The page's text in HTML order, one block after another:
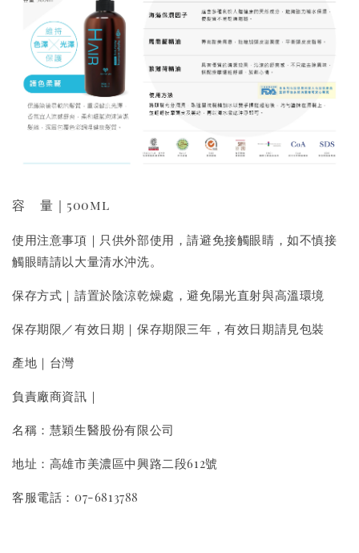
容 量｜500ml
使用注意事項｜只供外部使用，請避免接觸眼睛，如不慎接
觸眼睛請以大量清水沖洗。
保存方式｜請置於陰涼乾燥處，避免陽光直射與高溫環境
保存期限／有效日期｜保存期限三年，有效日期請見包裝
產地｜台灣
負責廠商資訊｜
名稱：慧穎生醫股份有限公司
地址：高雄市美濃區中興路二段612號
客服電話：07-6813788